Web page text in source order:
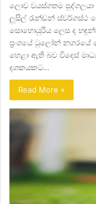
ලොව වයස්ගතම
ලුසිල් රැන්ඩන් ස්වර්ගස්ථ
සොහොයුරිය ලෙස ද
ප්‍රංශයේ ටූලෝන් නගරයේ
හෙළා ඇති බව විදෙස්
දශකයකට…
Read More »